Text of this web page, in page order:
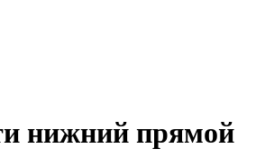
нижний прямой